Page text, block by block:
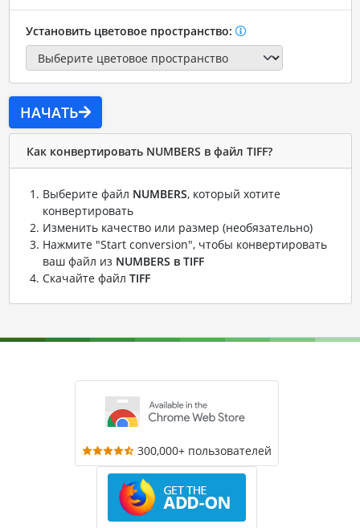
Установить цветовое пространство:
НАЧАТЬ
Как конвертировать NUMBERS в файл TIFF?
Выберите файл NUMBERS, который хотите
конвертировать
Изменить качество или размер (необязательно)
Нажмите "Start conversion", чтобы конвертировать
ваш файл из NUMBERS в TIFF
Скачайте файл TIFF
300,000+ пользователей